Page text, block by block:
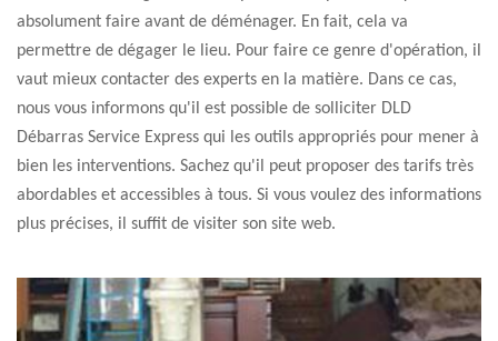
absolument faire avant de déménager. En fait, cela va
permettre de dégager le lieu. Pour faire ce genre d'opération, il
vaut mieux contacter des experts en la matière. Dans ce cas,
nous vous informons qu'il est possible de solliciter DLD
Débarras Service Express qui les outils appropriés pour mener à
bien les interventions. Sachez qu'il peut proposer des tarifs très
abordables et accessibles à tous. Si vous voulez des informations
plus précises, il suffit de visiter son site web.